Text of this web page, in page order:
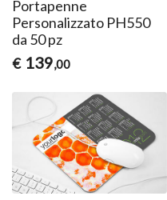
Portapenne
Personalizzato PH550
da 50 pz
€ 139,00